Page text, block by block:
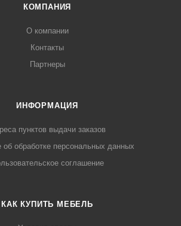
КОМПАНИЯ
О компании
Контакты
Партнеры
ИНФОРМАЦИЯ
пунктов выдачи заказов
об обработке персональных данных
соглашение
КАК КУПИТЬ МЕБЕЛЬ